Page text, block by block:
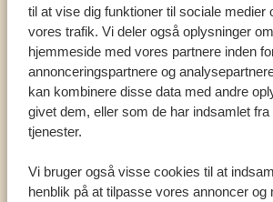
til at vise dig funktioner til sociale medier
vores trafik. Vi deler også oplysninger
hjemmeside med vores partnere inden
annonceringspartnere og
kan kombinere disse data med andre
givet dem, eller som de har indsamlet fra
tjenester.
Vi bruger også visse cookies til at
henblik på at tilpasse vores annoncer og
Ring til en
VORES SPECIALISTER ER
HJÆLPE DIG
DA:+45 89 88 83